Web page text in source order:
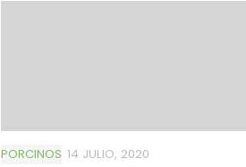
PORCINOS 14 JULIO, 2020